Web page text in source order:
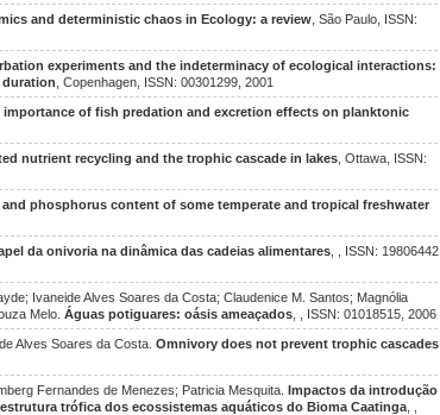
and deterministic chaos in Ecology: a review , São Paulo, ISSN:
experiments and the indeterminacy of ecological interactions:
, Copenhagen, ISSN: 00301299, 2001
importance of fish predation and excretion effects on planktonic
nutrient recycling and the trophic cascade in lakes , Ottawa, ISSN:
phosphorus content of some temperate and tropical freshwater
da onivoria na dinâmica das cadeias alimentares , , ISSN: 19806442,
Ivaneide Alves Soares da Costa; Claudenice M. Santos; Magnólia
Melo.Águas potiguares: oásis ameaçados , , ISSN: 01018515, 2006
Alves Soares da Costa. Omnivory does not prevent trophic cascades
Fernandes de Menezes; Patricia Mesquita. Impactos da introdução
trófica dos ecossistemas aquáticos do Bioma Caatinga